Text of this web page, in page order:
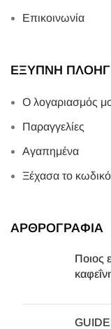
Επικοινωνία
ΕΞΥΠΝΗ
Ο λογαριασμός
Παραγγελίες
Αγαπημένα
Ξέχασα το
ΑΡΘΡΟΓΡΑΦΙΑ
Ποιος